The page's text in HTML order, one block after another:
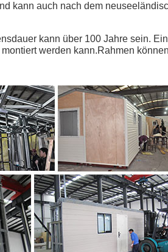
kann auch nach dem
kann über 100 Jahre sein.
werden kann.Rahmen